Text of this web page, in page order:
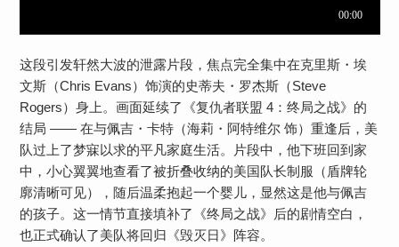
这段引发轩然大波的泄露片段，焦点完全集中在克里斯・埃
文斯（Chris Evans）饰演的史蒂夫・罗杰斯（Steve
Rogers）身上。画面延续了《复仇者联盟 4：终局之战》的
结局 —— 在与佩吉・卡特（海莉・阿特维尔 饰）重逢后，美
队过上了梦寐以求的平凡家庭生活。片段中，他下班回到家
中，小心翼翼地查看了被折叠收纳的美国队长制服（盾牌轮
廓清晰可见），随后温柔抱起一个婴儿，显然这是他与佩吉
的孩子。​这一情节直接填补了《终局之战》后的剧情空白，
也正式确认了美队将回归《毁灭日》阵容。